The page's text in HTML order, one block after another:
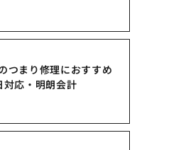
つまり修理におすすめ
対応・明朗会計